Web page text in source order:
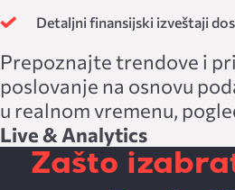
Detaljni finansijski izveštaji
Prepoznajte trendove i prilagodite
poslovanje na osnovu
u realnom vremenu,
Live & Analytics
Zašto izabrati Garson